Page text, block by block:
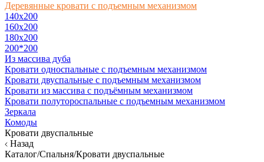
Деревянные кровати с подъемным механизмом
140x200
160х200
180х200
200*200
Из массива дуба
Кровати односпальные с подъемным механизмом
Кровати двуспальные с подъемным механизмом
Кровати из массива с подъёмным механизмом
Кровати полутороспальные с подъемным механизмом
Зеркала
Комоды
Кровати двуспальные
Назад
Каталог/Спальня/Кровати двуспальные